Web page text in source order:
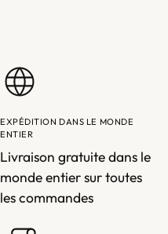
EXPÉDITION DANS LE MONDE
ENTIER
Livraison gratuite dans le
monde entier sur toutes
les commandes